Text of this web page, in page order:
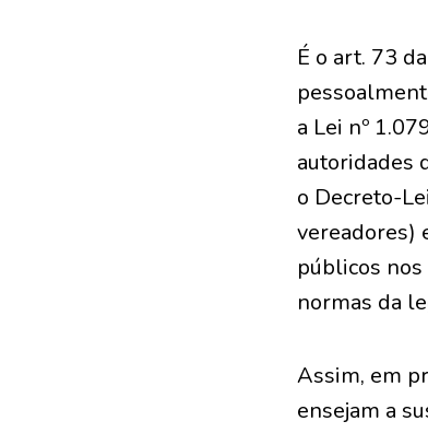
É o art. 73
a Lei nº
autoridades
o Decreto-
vereadores)
públicos
normas da
Assim, em
ensejam a